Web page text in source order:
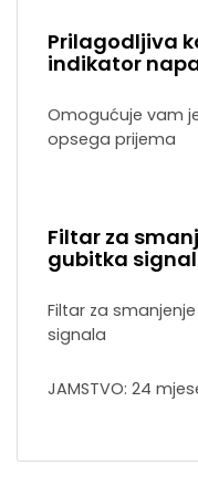
Prilagodljiva
indikator
Omogućuje vam
opsega prijema
Filtar za
gubitka
Filtar za
signala
JAMSTVO: 24